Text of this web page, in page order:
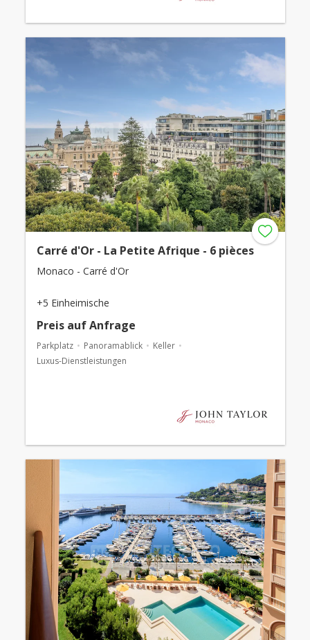
Carré d'Or - La Petite Afrique - 6 pièces
Monaco - Carré d'Or
+5 Einheimische
Preis auf Anfrage
Parkplatz Panoramablick
Keller
Luxus-Dienstleistungen